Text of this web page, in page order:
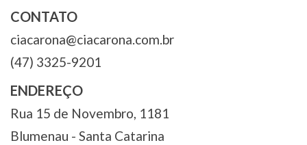
CONTATO
ciacarona@ciacarona.com.br
(47) 3325-9201
ENDEREÇO
Rua 15 de Novembro, 1181
Blumenau - Santa Catarina